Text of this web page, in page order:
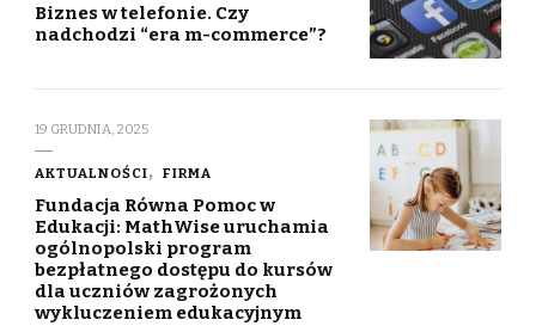
Biznes w telefonie. Czy
nadchodzi “era m-commerce”?
19 GRUDNIA, 2025
AKTUALNOŚCI FIRMA
Fundacja Równa Pomoc w
Edukacji: MathWise uruchamia
ogólnopolski program
bezpłatnego dostępu do kursów
dla uczniów zagrożonych
wykluczeniem edukacyjnym